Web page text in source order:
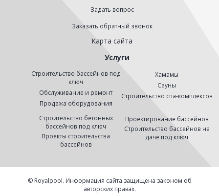
Задать вопрос
Заказать обратный звонок
Карта сайта
Услуги
Строительство бассейнов под
ключ
Обслуживание и ремонт
Продажа оборудования
Хамамы
Сауны
Строительство спа-комплексов
Строительство бетонных
бассейнов под ключ
Проекты строительства
бассейнов
Проектирование бассейнов
Строительство бассейнов на
даче под ключ
© Royalpool. Информация сайта защищена законом об
авторских правах.